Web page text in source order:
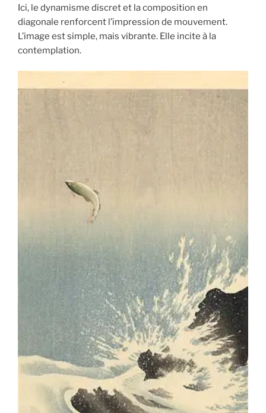
Ici, le dynamisme discret et la composition en
diagonale renforcent l’impression de mouvement.
L’image est simple, mais vibrante. Elle incite à la
contemplation.